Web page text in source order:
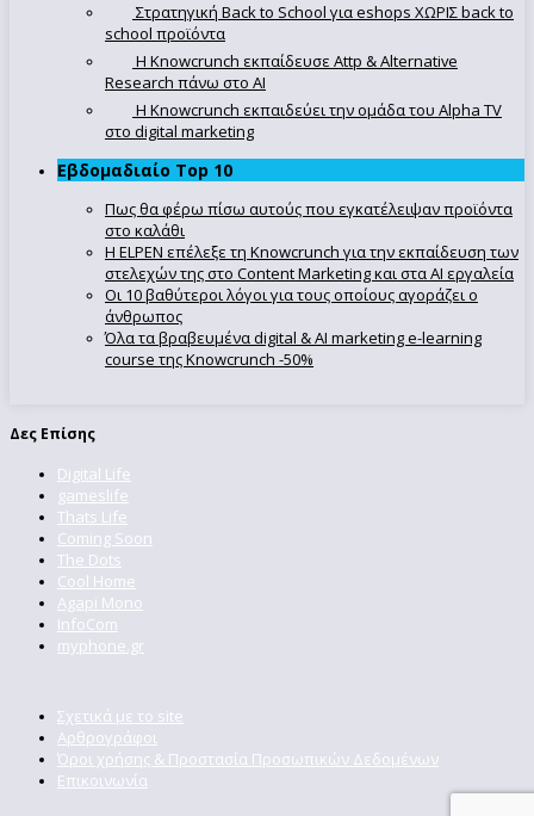
Στρατηγική Back to School για eshops ΧΩΡΙΣ back to
school προϊόντα
Η Knowcrunch εκπαίδευσε Attp & Alternative
Research πάνω στο ΑΙ
Η Knowcrunch εκπαιδεύει την ομάδα του Alpha TV
στο digital marketing
Εβδομαδιαίο Top 10
Πως θα φέρω πίσω αυτούς που εγκατέλειψαν προϊόντα
στο καλάθι
Η ELPEN επέλεξε τη Knowcrunch για την εκπαίδευση των
στελεχών της στο Content Marketing και στα AI εργαλεία
Οι 10 βαθύτεροι λόγοι για τους οποίους αγοράζει ο
άνθρωπος
Όλα τα βραβευμένα digital & AI marketing e-learning
course της Knowcrunch -50%
Δες Επίσης
Digital Life
gameslife
Thats Life
Coming Soon
The Dots
Cool Home
Agapi Mono
InfoCom
myphone.gr
Σχετικά με το site
Αρθρογράφοι
Όροι χρήσης & Προστασία Προσωπικών Δεδομένων
Επικοινωνία